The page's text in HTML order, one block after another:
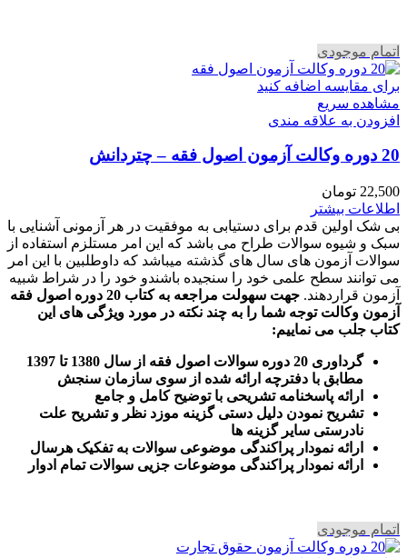
اتمام موجودی
برای مقایسه اضافه کنید
مشاهده سریع
افزودن به علاقه مندی
20 دوره وکالت آزمون اصول فقه – چتردانش
22,500 تومان
اطلاعات بیشتر
بی شک اولین قدم برای دستیابی به موفقیت در هر آزمونی آشنایی با
سبک و شیوه سوالات طراح می باشد که این امر مستلزم استفاده از
سوالات آزمون های سال های گذشته میباشد که داوطلبین با این امر
می توانند سطح علمی خود را سنجیده باشندو خود را در شراط شبیه
آزمون قراردهند.
جهت سهولت مراجعه به کتاب 20 دوره اصول فقه
آزمون وکالت توجه شما را به چند نکته در مورد ویژگی های این
کتاب جلب می نماییم:
گرداوری 20 دوره سوالات اصول فقه از سال 1380 تا 1397
مطابق با دفترچه ارائه شده از سوی سازمان سنجش
ارائه پاسخنامه تشریحی با توضیح کامل و جامع
تشریح نمودن دلیل دستی گزینه موزد نظر و تشریح علت
نادرستی سایر گزینه ها
ارائه نمودار پراکندگی موضوعی سوالات به تفکیک هرسال
رائه نمودار پراکندگی موضوعات جزیی سوالات تمام ادوار
اتمام موجودی